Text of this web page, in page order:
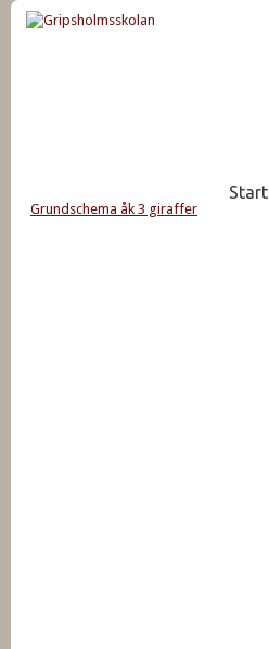
Start
Grundschema åk 3 giraffer